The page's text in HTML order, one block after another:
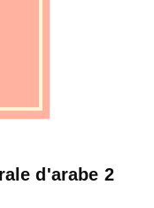
d'arabe 2